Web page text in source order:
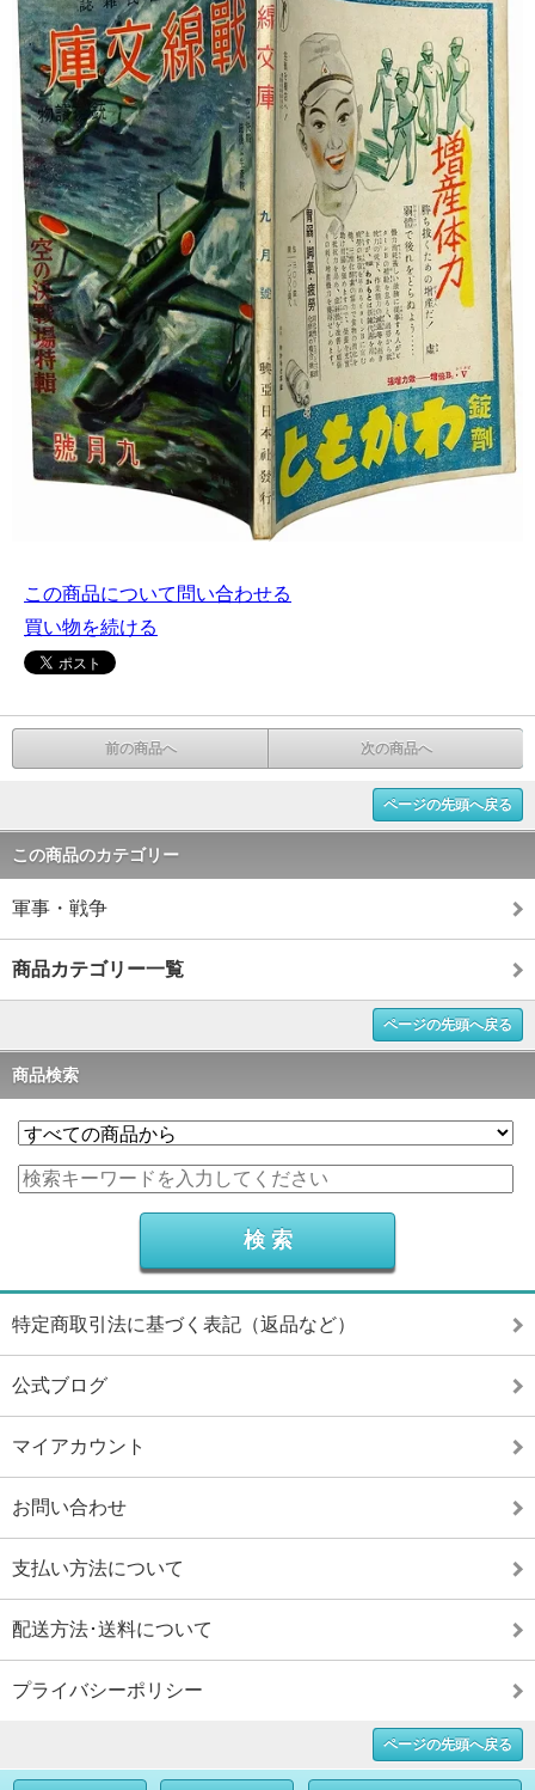
この商品について問い合わせる
買い物を続ける
前の商品へ 次の商品へ
ページの先頭へ戻る
この商品のカテゴリー
軍事・戦争
商品カテゴリー一覧
ページの先頭へ戻る
商品検索
特定商取引法に基づく表記（返品など）
公式ブログ
マイアカウント
お問い合わせ
支払い方法について
配送方法･送料について
プライバシーポリシー
ページの先頭へ戻る